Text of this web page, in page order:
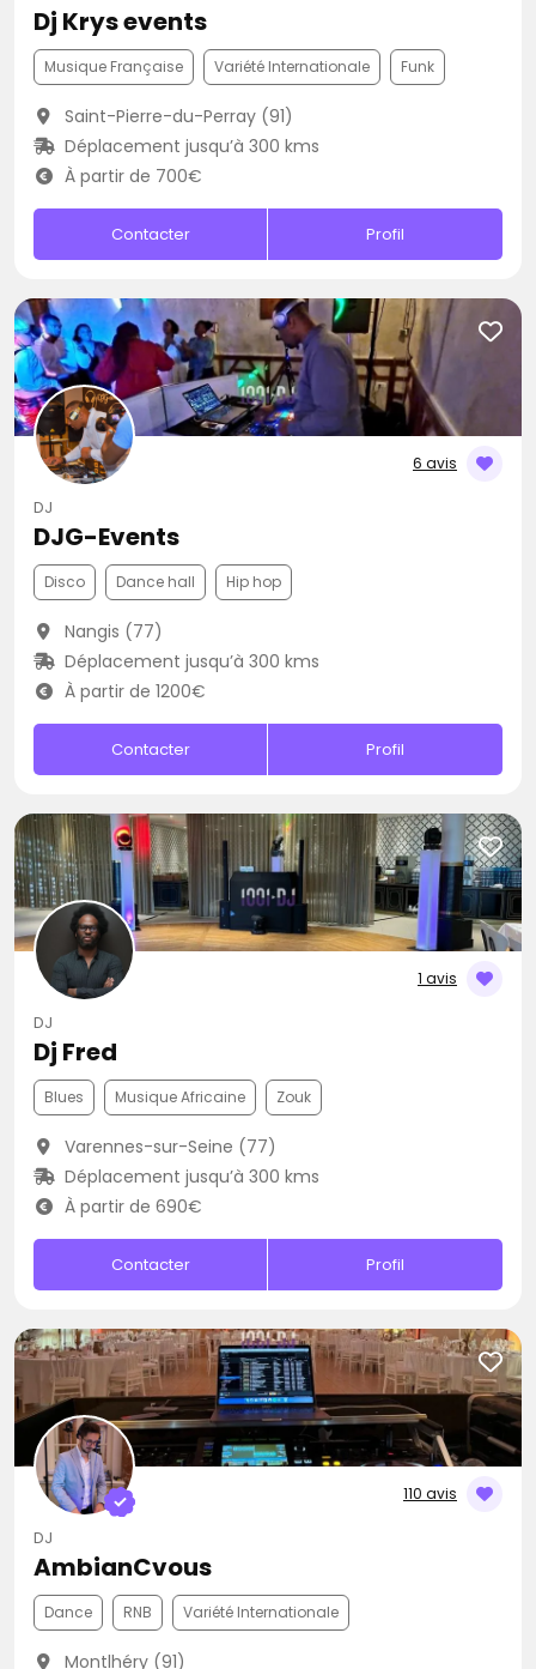
Dj Krys events
Musique Française Variété Internationale Funk
Saint-Pierre-du-Perray (91)
Déplacement jusqu’à 300 kms
À partir de 700€
Contacter Profil
6 avis
DJ
DJG-Events
Disco Dance hall Hip hop
Nangis (77)
Déplacement jusqu’à 300 kms
À partir de 1200€
Contacter Profil
1 avis
DJ
Dj Fred
Blues Musique Africaine Zouk
Varennes-sur-Seine (77)
Déplacement jusqu’à 300 kms
À partir de 690€
Contacter Profil
110 avis
DJ
AmbianCvous
Dance RNB Variété Internationale
Montlhéry (91)